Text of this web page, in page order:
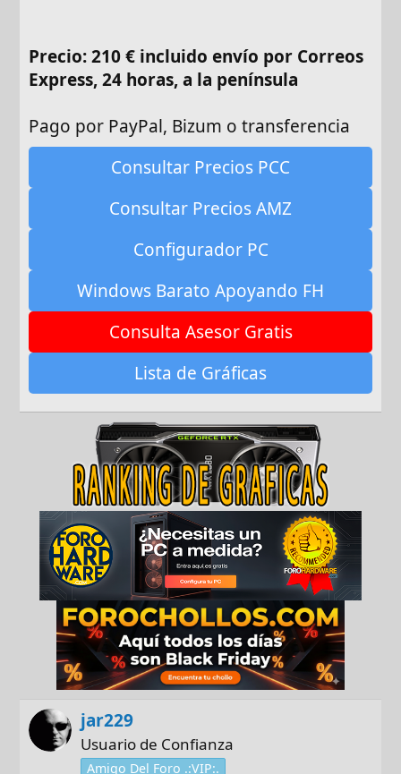
Precio: 210 € incluido envío por Correos
Express, 24 horas, a la península
Pago por PayPal, Bizum o transferencia
Consultar Precios PCC
Consultar Precios AMZ
Configurador PC
Windows Barato Apoyando FH
Consulta Asesor Gratis
Lista de Gráficas
jar229
Usuario de Confianza
Amigo Del Foro .:VIP:.